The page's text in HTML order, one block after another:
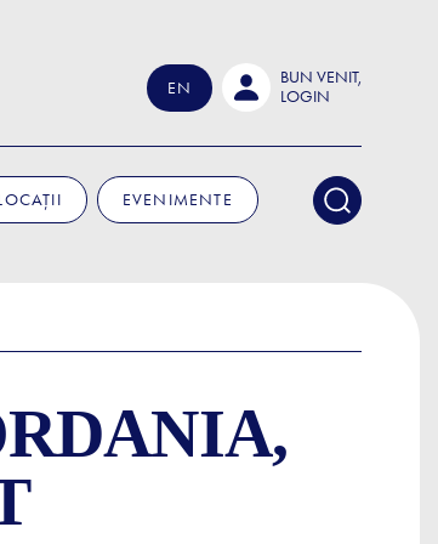
EN
BUN VENIT,
LOGIN
EVENIMENTE